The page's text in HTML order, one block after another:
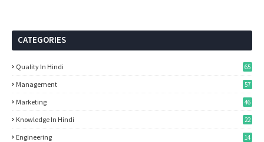
CATEGORIES
Quality In Hindi 65
Management 57
Marketing 46
Knowledge In Hindi 22
Engineering 14